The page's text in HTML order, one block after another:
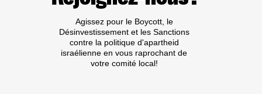
Agissez pour le Boycott, le
Désinvestissement et les Sanctions
contre la politique d'apartheid
israélienne en vous raprochant de
votre comité local!